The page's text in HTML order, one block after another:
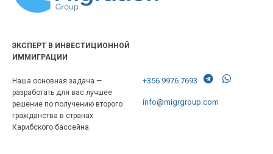
ЭКСПЕРТ В ИНВЕСТИЦИОННОЙ
ИММИГРАЦИИ
Наша основная задача —
разработать для вас лучшее
решение по получению второго
гражданства в странах
Карибского бассейна.
+356 9976 7693
info@migrgroup.com